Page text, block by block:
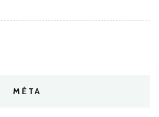
MÉTA